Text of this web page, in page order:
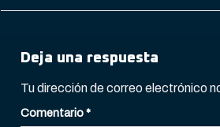
Deja una respuesta
Tu dirección de correo electrónico
Comentario*